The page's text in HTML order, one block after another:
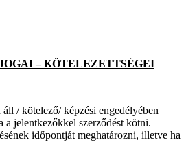
– KÖTELEZETTSÉGEI
/ kötelező/ képzési engedélyében
a jelentkezőkkel szerződést kötni.
időpontját meghatározni, illetve ha